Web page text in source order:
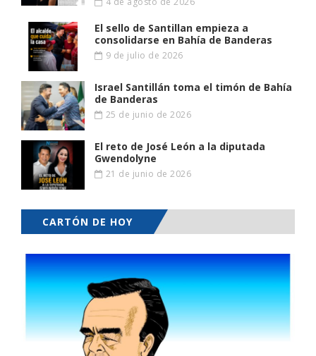
El sello de Santillan empieza a
consolidarse en Bahía de Banderas
9 de julio de 2026
Israel Santillán toma el timón de Bahía
de Banderas
25 de junio de 2026
El reto de José León a la diputada
Gwendolyne
21 de junio de 2026
CARTÓN DE HOY